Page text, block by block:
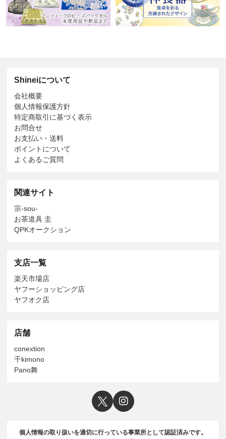
Shineiについて
会社概要
個人情報保護方針
特定商取引に基づく表示
お問合せ
お支払い・送料
ポイントについて
よくあるご質問
関連サイト
宗-sou-
お茶道具 圭
QPKオークション
支店一覧
楽天市場店
ヤフーショッピング店
ヤフオク店
店舗
conextion
千kimono
Pano舞
個人情報の取り扱いを適切に行っている事業所として認証済みです。